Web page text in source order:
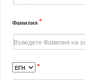
Фамилия*
*